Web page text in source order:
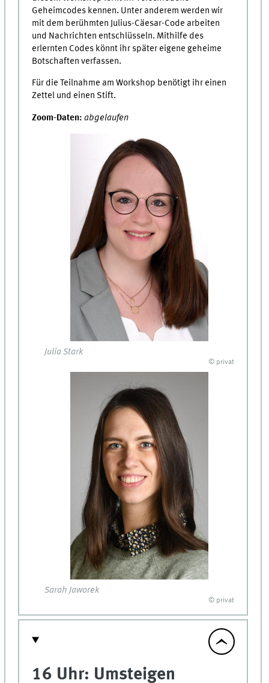
Geheimcodes kennen. Unter anderem werden wir
mit dem berühmten Julius-Cäesar-Code arbeiten
und Nachrichten entschlüsseln. Mithilfe des
erlernten Codes könnt ihr später eigene geheime
Botschaften verfassen.
Für die Teilnahme am Workshop benötigt ihr einen
Zettel und einen Stift.
Zoom-Daten: abgelaufen
Julia Stark
© privat
Sarah Jaworek
© privat
16 Uhr: Umsteigen